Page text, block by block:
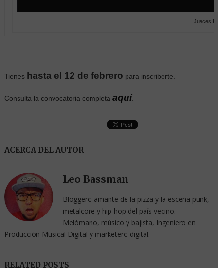
Jueces
Tienes hasta el 12 de febrero para inscriberte.
Consulta la convocatoria completa aquí.
ACERCA DEL AUTOR
Leo Bassman
Bloggero amante de la pizza y la escena punk,
metalcore y hip-hop del país vecino.
Melómano, músico y bajista, Ingeniero en
Producción Musical Digital y marketero digital.
RELATED POSTS